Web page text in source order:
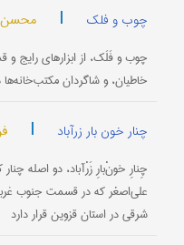
چوب و فلک | محسن
چوب و فَلَک، از ابزارهای رایج و
خاطیان، و شاگردان مکتب‌خانه‌ها
چنار خون بار زرآباد |
چِنارِ خونْ‌بارِ زَرْآباد، دو اصله
علی‌اصغر که در قسمت جنوب‌
شرقی در استان قزوین قرار دارد